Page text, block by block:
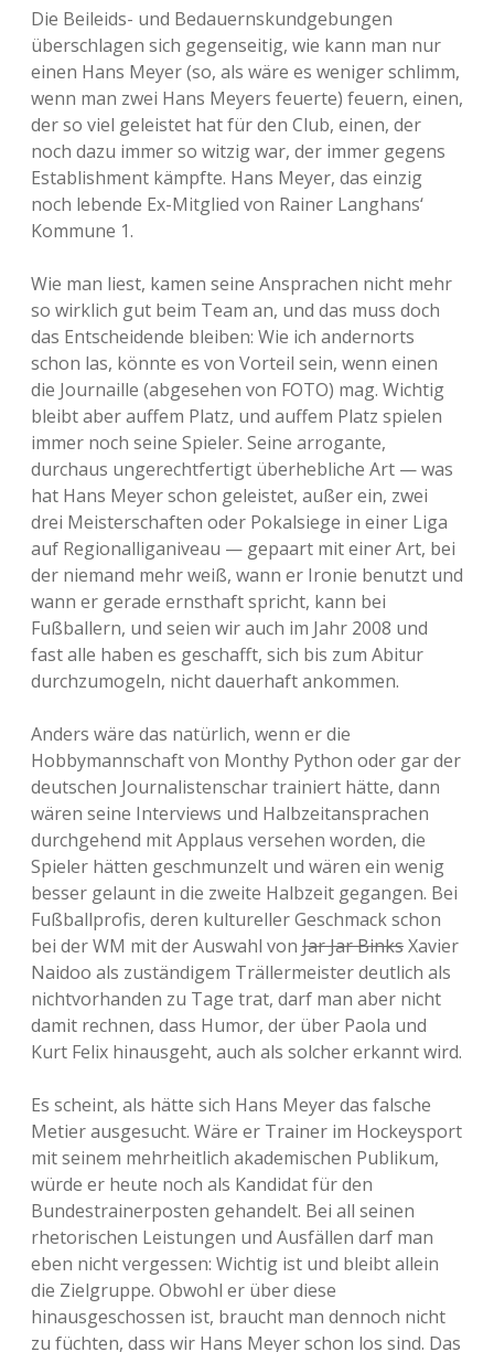
Die Beileids- und Bedauernskundgebungen
überschlagen sich gegenseitig, wie kann man nur
einen Hans Meyer (so, als wäre es weniger schlimm,
wenn man zwei Hans Meyers feuerte) feuern, einen,
der so viel geleistet hat für den Club, einen, der
noch dazu immer so witzig war, der immer gegens
Establishment kämpfte. Hans Meyer, das einzig
noch lebende Ex-Mitglied von Rainer Langhans‘
Kommune 1.
Wie man liest, kamen seine Ansprachen nicht mehr
so wirklich gut beim Team an, und das muss doch
das Entscheidende bleiben: Wie ich andernorts
schon las, könnte es von Vorteil sein, wenn einen
die Journaille (abgesehen von FOTO) mag. Wichtig
bleibt aber auffem Platz, und auffem Platz spielen
immer noch seine Spieler. Seine arrogante,
durchaus ungerechtfertigt überhebliche Art — was
hat Hans Meyer schon geleistet, außer ein, zwei
drei Meisterschaften oder Pokalsiege in einer Liga
auf Regionalliganiveau — gepaart mit einer Art, bei
der niemand mehr weiß, wann er Ironie benutzt und
wann er gerade ernsthaft spricht, kann bei
Fußballern, und seien wir auch im Jahr 2008 und
fast alle haben es geschafft, sich bis zum Abitur
durchzumogeln, nicht dauerhaft ankommen.
Anders wäre das natürlich, wenn er die
Hobbymannschaft von Monthy Python oder gar der
deutschen Journalistenschar trainiert hätte, dann
wären seine Interviews und Halbzeitansprachen
durchgehend mit Applaus versehen worden, die
Spieler hätten geschmunzelt und wären ein wenig
besser gelaunt in die zweite Halbzeit gegangen. Bei
Fußballprofis, deren kultureller Geschmack schon
bei der WM mit der Auswahl von Jar Jar BinksXavier
Naidoo als zuständigem Trällermeister deutlich als
nichtvorhanden zu Tage trat, darf man aber nicht
damit rechnen, dass Humor, der über Paola und
Kurt Felix hinausgeht, auch als solcher erkannt wird.
Es scheint, als hätte sich Hans Meyer das falsche
Metier ausgesucht. Wäre er Trainer im Hockeysport
mit seinem mehrheitlich akademischen Publikum,
würde er heute noch als Kandidat für den
Bundestrainerposten gehandelt. Bei all seinen
rhetorischen Leistungen und Ausfällen darf man
eben nicht vergessen: Wichtig ist und bleibt allein
die Zielgruppe. Obwohl er über diese
hinausgeschossen ist, braucht man dennoch nicht
zu füchten, dass wir Hans Meyer schon los sind. Das